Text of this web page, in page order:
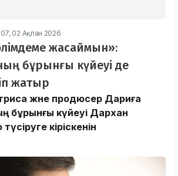
02 Ақпан 2026
жасаймын»:
бұрынғы күйеуі де
жатыр
және продюсер Дариға
бұрынғы күйеуі Дархан
кіріскенін